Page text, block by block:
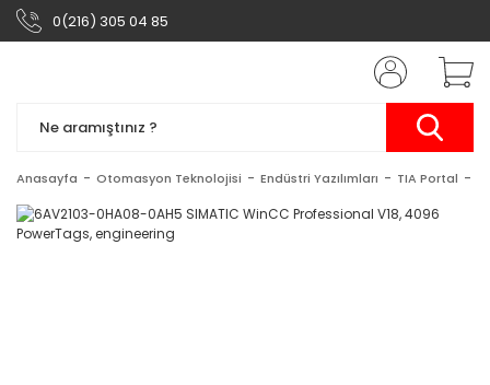
0(216) 305 04 85
Anasayfa Otomasyon Teknolojisi Endüstri Yazılımları TIA Portal